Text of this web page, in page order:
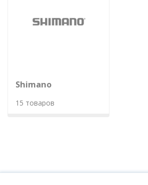
Shimano
15 товаров